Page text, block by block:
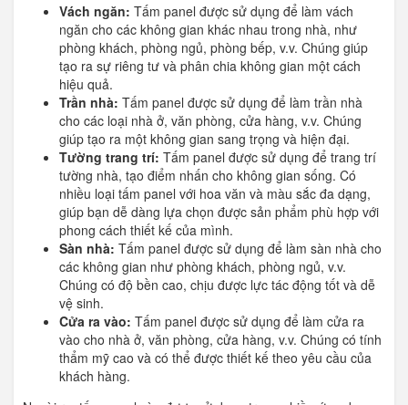
Vách ngăn: Tấm panel được sử dụng để làm vách
ngăn cho các không gian khác nhau trong nhà, như
phòng khách, phòng ngủ, phòng bếp, v.v. Chúng giúp
tạo ra sự riêng tư và phân chia không gian một cách
hiệu quả.
Trần nhà: Tấm panel được sử dụng để làm trần nhà
cho các loại nhà ở, văn phòng, cửa hàng, v.v. Chúng
giúp tạo ra một không gian sang trọng và hiện đại.
Tường trang trí: Tấm panel được sử dụng để trang trí
tường nhà, tạo điểm nhấn cho không gian sống. Có
nhiều loại tấm panel với hoa văn và màu sắc đa dạng,
giúp bạn dễ dàng lựa chọn được sản phẩm phù hợp với
phong cách thiết kế của mình.
Sàn nhà: Tấm panel được sử dụng để làm sàn nhà cho
các không gian như phòng khách, phòng ngủ, v.v.
Chúng có độ bền cao, chịu được lực tác động tốt và dễ
vệ sinh.
Cửa ra vào: Tấm panel được sử dụng để làm cửa ra
vào cho nhà ở, văn phòng, cửa hàng, v.v. Chúng có tính
thẩm mỹ cao và có thể được thiết kế theo yêu cầu của
khách hàng.